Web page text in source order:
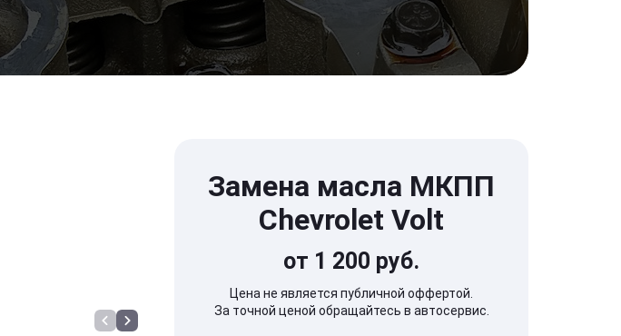
Замена масла МКПП
Chevrolet Volt
от 1 200 руб.
Цена не является публичной оффертой.
За точной ценой обращайтесь в автосервис.